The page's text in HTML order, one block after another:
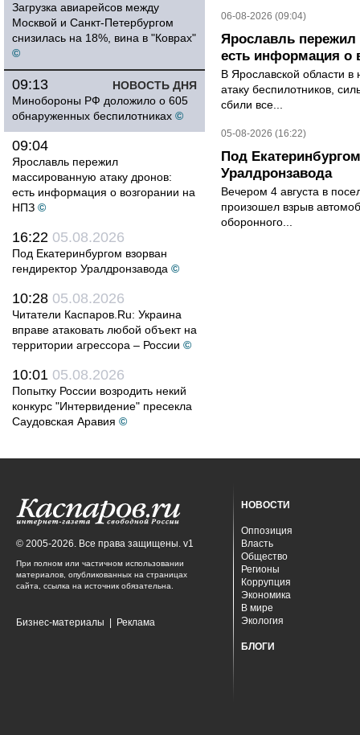
Загрузка авиарейсов между
Москвой и Санкт-Петербургом
снизилась на 18%, вина в "Коврах"
©
НОВОСТЬ ДНЯ
09:13
Минобороны РФ доложило о 605
обнаруженных беспилотниках ©
09:04
Ярославль пережил
массированную атаку дронов:
есть информация о возгорании на
НПЗ ©
16:22 05.08.2026
Под Екатеринбургом взорван
гендиректор Уралдронзавода ©
10:28 05.08.2026
Читатели Каспаров.Ru: Украина
вправе атаковать любой объект на
территории агрессора – России ©
10:01 05.08.2026
Попытку России возродить некий
конкурс "Интервидение" пресекла
Саудовская Аравия ©
06-08-2026 (09:04)
Ярославль пережил
есть информация о
В Ярославской области в
атаку беспилотников,
сбили все...
05-08-2026 (16:22)
Под
Уралдронзавода
Вечером 4 августа в
произошел взрыв
оборонного...
© 2005-2026. Все права защищены. v1
При полном или частичном использовании
материалов, опубликованных на страницах
сайта, ссылка на источник обязательна.
Бизнес-материалы Реклама
НОВОСТИ
Оппозиция
Власть
Общество
Регионы
Коррупция
Экономика
В мире
Экология
БЛОГИ